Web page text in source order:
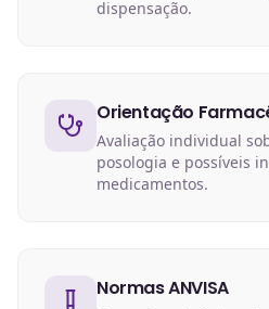
dispensação.
Orientação
Avaliação individual
posologia e possíveis
medicamentos.
Normas ANVISA